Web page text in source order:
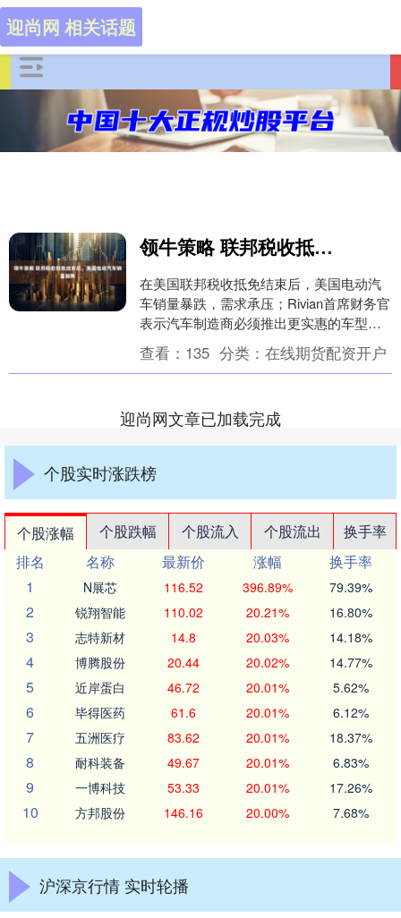
迎尚网 相关话题
领牛策略 联邦税收抵免结束后，美国电动汽车销量骤降
在美国联邦税收抵免结束后，美国电动汽
车销量暴跌，需求承压；Rivian首席财务官
表示汽车制造商必须推出更实惠的车型，
R2车型目标起售价约为4.5万美元。 海量
资....
查看： 135 分类： 在线期货配资开户
迎尚网文章已加载完成
个股实时涨跌榜
个股涨幅 个股跌幅 个股流入 个股流出
换手率
排名
名称 最新价 涨幅
换手率
1
N展芯 116.52 396.89% 79.39%
2 锐翔智能 110.02 20.21% 16.80%
3 志特新材 14.8 20.03% 14.18%
4 博腾股份 20.44 20.02% 14.77%
5 近岸蛋白 46.72 20.01% 5.62%
6 毕得医药 61.6 20.01% 6.12%
7 五洲医疗 83.62 20.01% 18.37%
8 耐科装备 49.67 20.01% 6.83%
9 一博科技 53.33 20.01% 17.26%
10 方邦股份 146.16 20.00% 7.68%
沪深京行情 实时轮播